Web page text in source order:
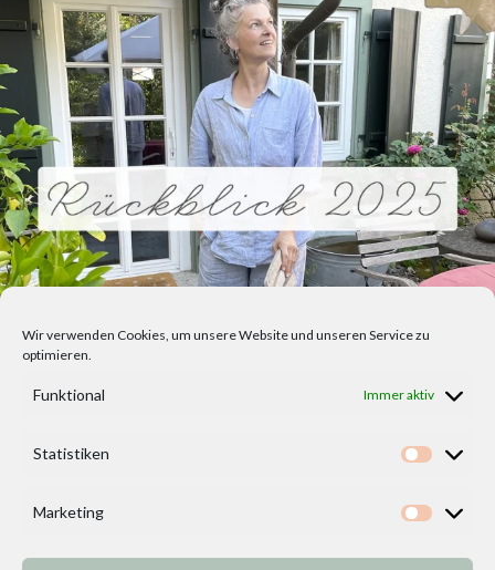
Wir verwenden Cookies, um unsere Website und unseren Service zu
optimieren.
Funktional Immer aktiv
Statistiken
Marketing